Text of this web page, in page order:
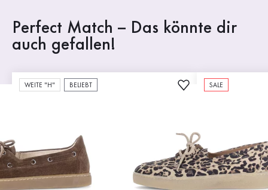
Perfect Match – Das könnte dir
auch gefallen!
WEITE "H" BELIEBT SALE